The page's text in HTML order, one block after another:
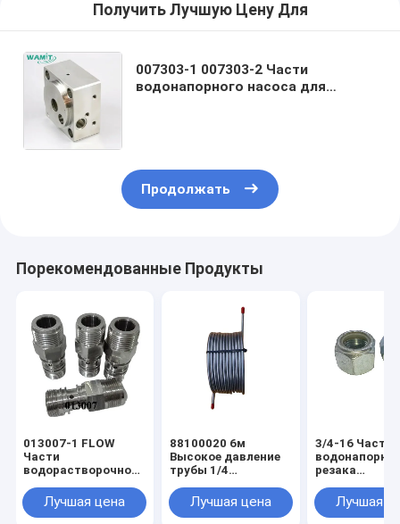
Получить Лучшую Цену Для
007303-1 007303-2 Части
водонапорного насоса для
Продолжать
Порекомендованные Продукты
013007-1 FLOW
Части
водорастворочной
60k Усилитель
насос Eagle Pcv
Лучшая цена
88100020 6м
Высокое давление
трубы 1/4
стали труб для KMT
усилителя насос
Лучшая цена
3/4-16 Части
резака
расходные
материалы
Лучшая